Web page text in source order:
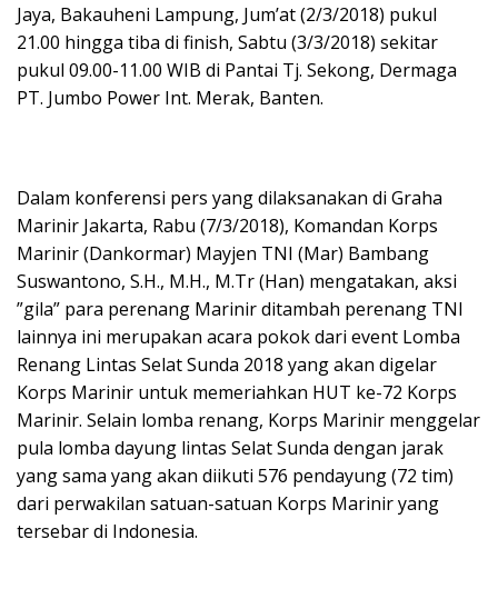
Jaya, Bakauheni Lampung, Jum’at (2/3/2018) pukul
21.00 hingga tiba di finish, Sabtu (3/3/2018) sekitar
pukul 09.00-11.00 WIB di Pantai Tj. Sekong, Dermaga
PT. Jumbo Power Int. Merak, Banten.
Dalam konferensi pers yang dilaksanakan di Graha
Marinir Jakarta, Rabu (7/3/2018), Komandan Korps
Marinir (Dankormar) Mayjen TNI (Mar) Bambang
Suswantono, S.H., M.H., M.Tr (Han) mengatakan, aksi
”gila” para perenang Marinir ditambah perenang TNI
lainnya ini merupakan acara pokok dari event Lomba
Renang Lintas Selat Sunda 2018 yang akan digelar
Korps Marinir untuk memeriahkan HUT ke-72 Korps
Marinir. Selain lomba renang, Korps Marinir menggelar
pula lomba dayung lintas Selat Sunda dengan jarak
yang sama yang akan diikuti 576 pendayung (72 tim)
dari perwakilan satuan-satuan Korps Marinir yang
tersebar di Indonesia.